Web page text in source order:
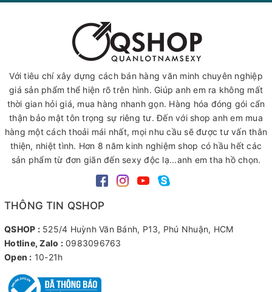
Với tiêu chí xây dựng cách bán hàng văn minh chuyên nghiệp
giá sản phẩm thể hiện rõ trên hình. Giúp anh em ra không mất
thời gian hỏi giá, mua hàng nhanh gọn. Hàng hóa đóng gói cẩn
thận bảo mật tôn trọng sự riêng tư. Đến với shop anh em mua
hàng một cách thoải mái nhất, mọi nhu cầu sẽ được tư vấn thân
thiện, nhiệt tình. Hơn 8 năm kinh nghiệm shop có hầu hết các
sản phẩm từ đơn giãn đến sexy độc lạ...anh em tha hồ chọn.
THÔNG TIN QSHOP
QSHOP : 525/4 Huỳnh Văn Bánh, P13, Phú Nhuận, HCM
Hotline, Zalo : 0983096763
Open : 10-21h